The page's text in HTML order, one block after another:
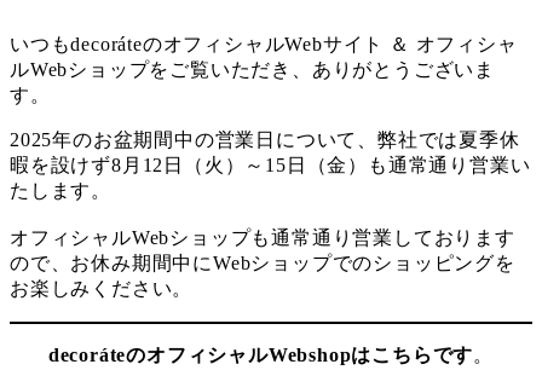
リ
ー
いつもdecoráteのオフィシャルWebサイト ＆ オフィシャ
ルWebショップをご覧いただき、ありがとうございま
す。
2025年のお盆期間中の営業日について、弊社では夏季休
暇を設けず8月12日（火）～15日（金）も通常通り営業い
たします。
オフィシャルWebショップも通常通り営業しております
ので、お休み期間中にWebショップでのショッピングを
お楽しみください。
decoráteのオフィシャルWebshopはこちらです。